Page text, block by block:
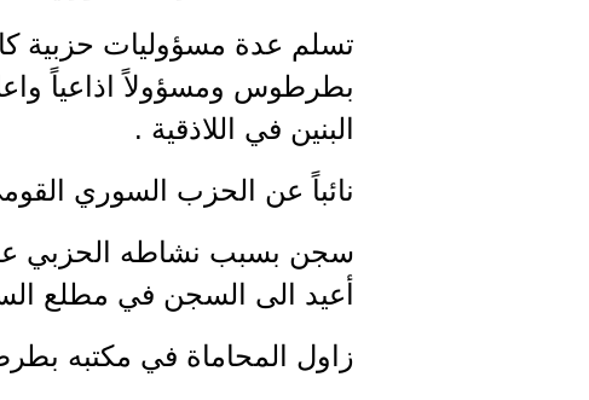
البنين في اللاذقية .
نائباً عن الحزب السوري القومي
أعيد الى السجن في مطلع
زاول المحاماة في مكتبه